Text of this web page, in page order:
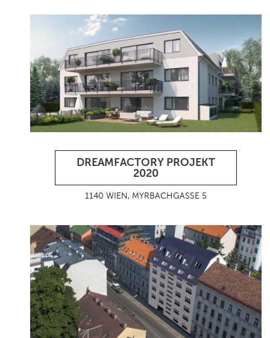
DREAMFACTORY PROJEKT
2020
1140 WIEN, MYRBACHGASSE 5